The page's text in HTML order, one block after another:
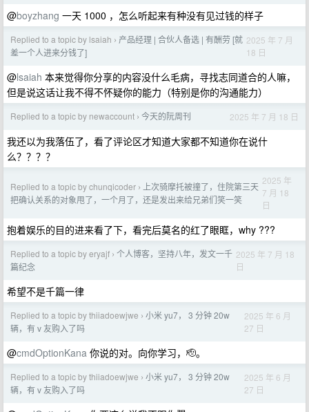
@boyzhang 一天 1000 ，怎么听起来有种没有见过钱的样子
Replied to a topic by lsaiah › 产品经理 | 合伙人备选 | 有酬劳 [就
差一个人进来分钱了]
2025 年 7 月
18 日
@lsaiah 本来觉得你分享的内容没什么毛病，寻找志同道合的人嘛，
但是说这话让我不得不怀疑你的能力（特别是你的沟通能力）
Replied to a topic by newaccount › 今天的阮周刊 2025 年 7 月 18 日
我还以为我落伍了，看了评论区才知道大家都不知道你在说什
么？？？？
Replied to a topic by chunqicoder ›
上次骑摩托被撞了，住院第三天
把确认关系的对象甩了，一个月了，还是发出来给兄弟们笑一笑
2025 年
7 月 18
日
抱着娱乐的目的进来看了下，看完后莫名的红了眼眶，why ???
Replied to a topic by eryajf › 个人博客，坚持八年，发文一千
篇纪念
2025 年 7 月 18
日
希望不是千篇一律
Replied to a topic by thiiadoewjwe › 小米 yu7， 3 分钟 20w
辆，有 v 友购入了吗
2025 年 6 月
27 日
@cmdOptionKana 你说的对。向你学习，🫡。
Replied to a topic by thiiadoewjwe › 小米 yu7， 3 分钟 20w
辆，有 v 友购入了吗
2025 年 6 月
27 日